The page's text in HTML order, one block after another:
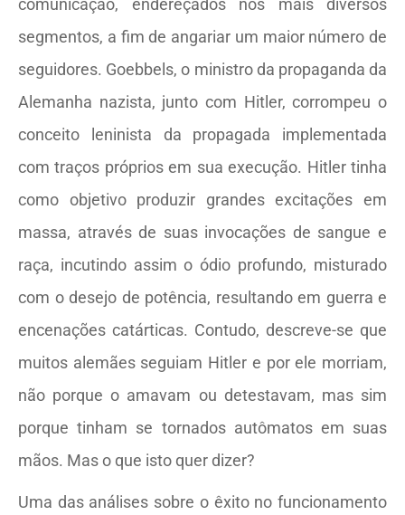
comunicação, endereçados nos mais diversos
segmentos, a fim de angariar um maior número de
seguidores. Goebbels, o ministro da propaganda da
Alemanha nazista, junto com Hitler, corrompeu o
conceito leninista da propagada implementada
com traços próprios em sua execução. Hitler tinha
como objetivo produzir grandes excitações em
massa, através de suas invocações de sangue e
raça, incutindo assim o ódio profundo, misturado
com o desejo de potência, resultando em guerra e
encenações catárticas. Contudo, descreve-se que
muitos alemães seguiam Hitler e por ele morriam,
não porque o amavam ou detestavam, mas sim
porque tinham se tornados autômatos em suas
mãos. Mas o que isto quer dizer?
Uma das análises sobre o êxito no funcionamento